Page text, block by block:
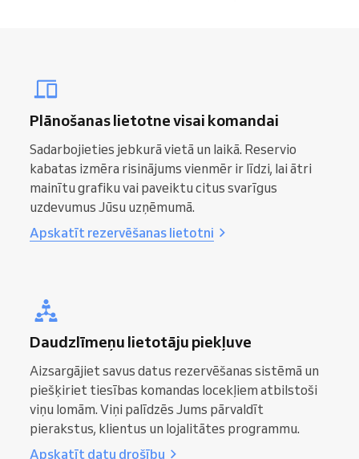
Plānošanas lietotne visai komandai
Sadarbojieties jebkurā vietā un laikā. Reservio
kabatas izmēra risinājums vienmēr ir līdzi, lai ātri
mainītu grafiku vai paveiktu citus svarīgus
uzdevumus Jūsu uzņēmumā.
Apskatīt rezervēšanas lietotni
Daudzlīmeņu lietotāju piekļuve
Aizsargājiet savus datus rezervēšanas sistēmā un
piešķiriet tiesības komandas locekļiem atbilstoši
viņu lomām. Viņi palīdzēs Jums pārvaldīt
pierakstus, klientus un lojalitātes programmu.
Apskatīt datu drošību